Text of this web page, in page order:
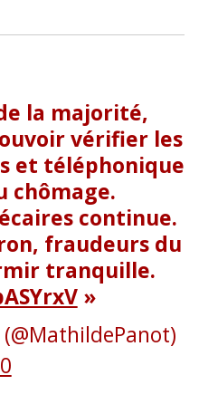
la majorité,
vérifier les
et téléphonique
chômage.
continue.
fraudeurs du
tranquille.